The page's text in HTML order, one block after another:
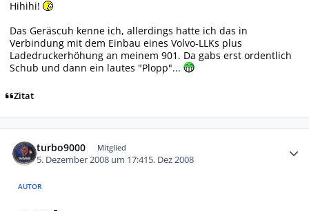
Hihihi!
Das Geräscuh kenne ich, allerdings hatte ich das in
Verbindung mit dem Einbau eines Volvo-LLKs plus
Ladedruckerhöhung an meinem 901. Da gabs erst ordentlich
Schub und dann ein lautes "Plopp"...
Zitat
turbo9000 Mitglied
5. Dezember 2008 um 17:415. Dez 2008
AUTOR